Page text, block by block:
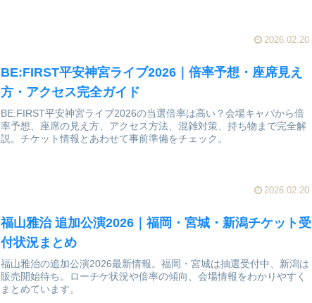
2026.02.20
BE:FIRST平安神宮ライブ2026｜倍率予想・座席見え
方・アクセス完全ガイド
BE:FIRST平安神宮ライブ2026の当選倍率は高い？会場キャパから倍
率予想、座席の見え方、アクセス方法、混雑対策、持ち物まで完全解
説。チケット情報とあわせて事前準備をチェック。
2026.02.20
福山雅治 追加公演2026｜福岡・宮城・新潟チケット受
付状況まとめ
福山雅治の追加公演2026最新情報。福岡・宮城は抽選受付中、新潟は
販売開始待ち。ローチケ状況や倍率の傾向、会場情報をわかりやすく
まとめています。